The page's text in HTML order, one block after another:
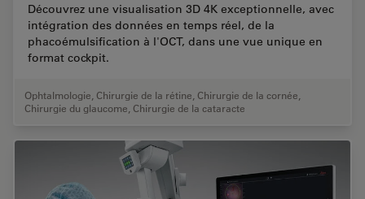
Découvrez une visualisation 3D 4K exceptionnelle, avec
intégration des données en temps réel, de la
phacoémulsification à l'OCT, dans une vue unique en
format cockpit.
Ophtalmologie Chirurgie de la rétine Chirurgie de la cornée
Chirurgie du glaucome Chirurgie de la cataracte